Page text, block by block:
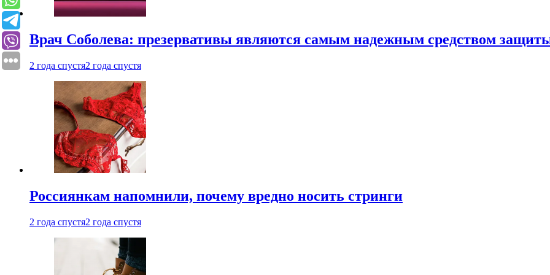
Врач Соболева: презервативы являются самым надежным средством
2 года спустя2 года спустя
Россиянкам напомнили, почему вредно носить стринги
2 года спустя2 года спустя